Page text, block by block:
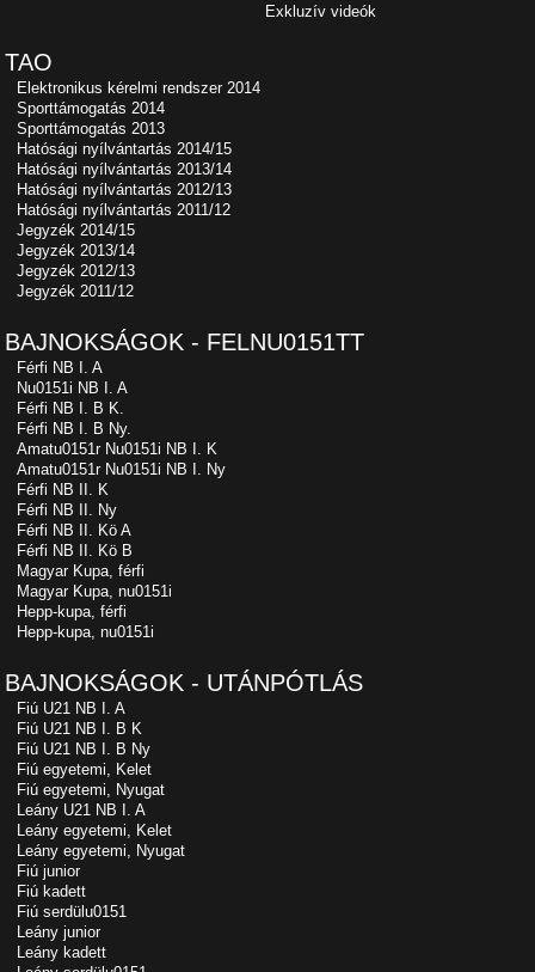
Exkluzív videók
TAO
Elektronikus kérelmi rendszer 2014
Sporttámogatás 2014
Sporttámogatás 2013
Hatósági nyílvántartás 2014/15
Hatósági nyílvántartás 2013/14
Hatósági nyílvántartás 2012/13
Hatósági nyílvántartás 2011/12
Jegyzék 2014/15
Jegyzék 2013/14
Jegyzék 2012/13
Jegyzék 2011/12
BAJNOKSÁGOK - FELNU0151TT
Férfi NB I. A
Nu0151i NB I. A
Férfi NB I. B K.
Férfi NB I. B Ny.
Amatu0151r Nu0151i NB I. K
Amatu0151r Nu0151i NB I. Ny
Férfi NB II. K
Férfi NB II. Ny
Férfi NB II. Kö A
Férfi NB II. Kö B
Magyar Kupa, férfi
Magyar Kupa, nu0151i
Hepp-kupa, férfi
Hepp-kupa, nu0151i
BAJNOKSÁGOK - UTÁNPÓTLÁS
Fiú U21 NB I. A
Fiú U21 NB I. B K
Fiú U21 NB I. B Ny
Fiú egyetemi, Kelet
Fiú egyetemi, Nyugat
Leány U21 NB I. A
Leány egyetemi, Kelet
Leány egyetemi, Nyugat
Fiú junior
Fiú kadett
Fiú serdülu0151
Leány junior
Leány kadett